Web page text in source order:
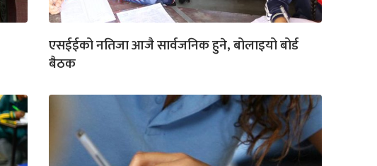
एसईईको नतिजा आजै सार्वजनिक हुने, बोलाइयो बोर्ड
बैठक